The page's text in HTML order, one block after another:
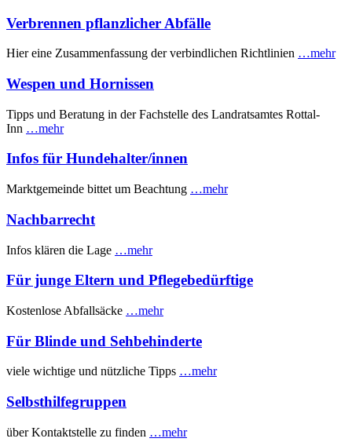
Verbrennen pflanzlicher Abfälle
Hier eine Zusammenfassung der verbindlichen Richtlinien …mehr
Wespen und Hornissen
Tipps und Beratung in der Fachstelle des Landratsamtes Rottal-
Inn …mehr
Infos für Hundehalter/innen
Marktgemeinde bittet um Beachtung …mehr
Nachbarrecht
Infos klären die Lage …mehr
Für junge Eltern und Pflegebedürftige
Kostenlose Abfallsäcke …mehr
Für Blinde und Sehbehinderte
viele wichtige und nützliche Tipps …mehr
Selbsthilfegruppen
über Kontaktstelle zu finden …mehr